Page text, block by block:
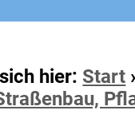
hier: Start